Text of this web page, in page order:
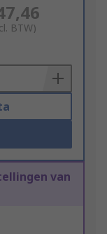
BTW)
van